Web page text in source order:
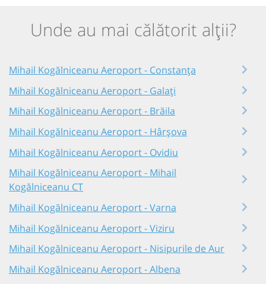
Unde au mai călătorit alții?
Mihail Kogălniceanu Aeroport - Constanța
Mihail Kogălniceanu Aeroport - Galați
Mihail Kogălniceanu Aeroport - Brăila
Mihail Kogălniceanu Aeroport - Hârșova
Mihail Kogălniceanu Aeroport - Ovidiu
Mihail Kogălniceanu Aeroport - Mihail
Kogălniceanu CT
Mihail Kogălniceanu Aeroport - Varna
Mihail Kogălniceanu Aeroport - Viziru
Mihail Kogălniceanu Aeroport - Nisipurile de Aur
Mihail Kogălniceanu Aeroport - Albena